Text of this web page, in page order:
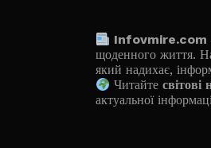
Infovmire.com
щоденного життя.
який надихає,
Читайтесвітові
актуальної